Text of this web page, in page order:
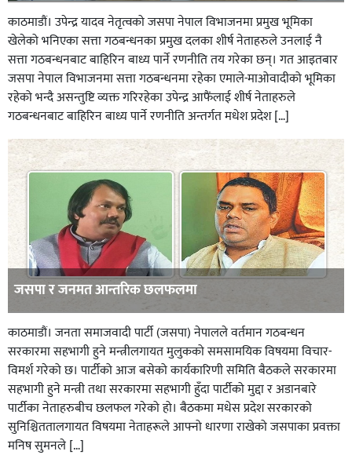
काठमाडौं। उपेन्द्र यादव नेतृत्वको जसपा नेपाल विभाजनमा प्रमुख भूमिका
खेलेको भनिएका सत्ता गठबन्धनका प्रमुख दलका शीर्ष नेताहरुले उनलाई नै
सत्ता गठबन्धनबाट बाहिरिन बाध्य पार्ने रणनीति तय गरेका छन्। गत आइतबार
जसपा नेपाल विभाजनमा सत्ता गठबन्धनमा रहेका एमाले-माओवादीको भूमिका
रहेको भन्दै असन्तुष्टि व्यक्त गरिरहेका उपेन्द्र आफैंलाई शीर्ष नेताहरुले
गठबन्धनबाट बाहिरिन बाध्य पार्ने रणनीति अन्तर्गत मधेश प्रदेश […]
जसपा र जनमत आन्तरिक छलफलमा
काठमाडौं। जनता समाजवादी पार्टी (जसपा) नेपालले वर्तमान गठबन्धन
सरकारमा सहभागी हुने मन्त्रीलगायत मुलुकको समसामयिक विषयमा विचार-
विमर्श गरेको छ। पार्टीको आज बसेको कार्यकारिणी समिति बैठकले सरकारमा
सहभागी हुने मन्त्री तथा सरकारमा सहभागी हुँदा पार्टीको मुद्दा र अडानबारे
पार्टीका नेताहरुबीच छलफल गरेको हो। बैठकमा मधेस प्रदेश सरकारको
सुनिश्चिततालगायत विषयमा नेताहरूले आफ्नो धारणा राखेको जसपाका प्रवक्ता
मनिष सुमनले […]